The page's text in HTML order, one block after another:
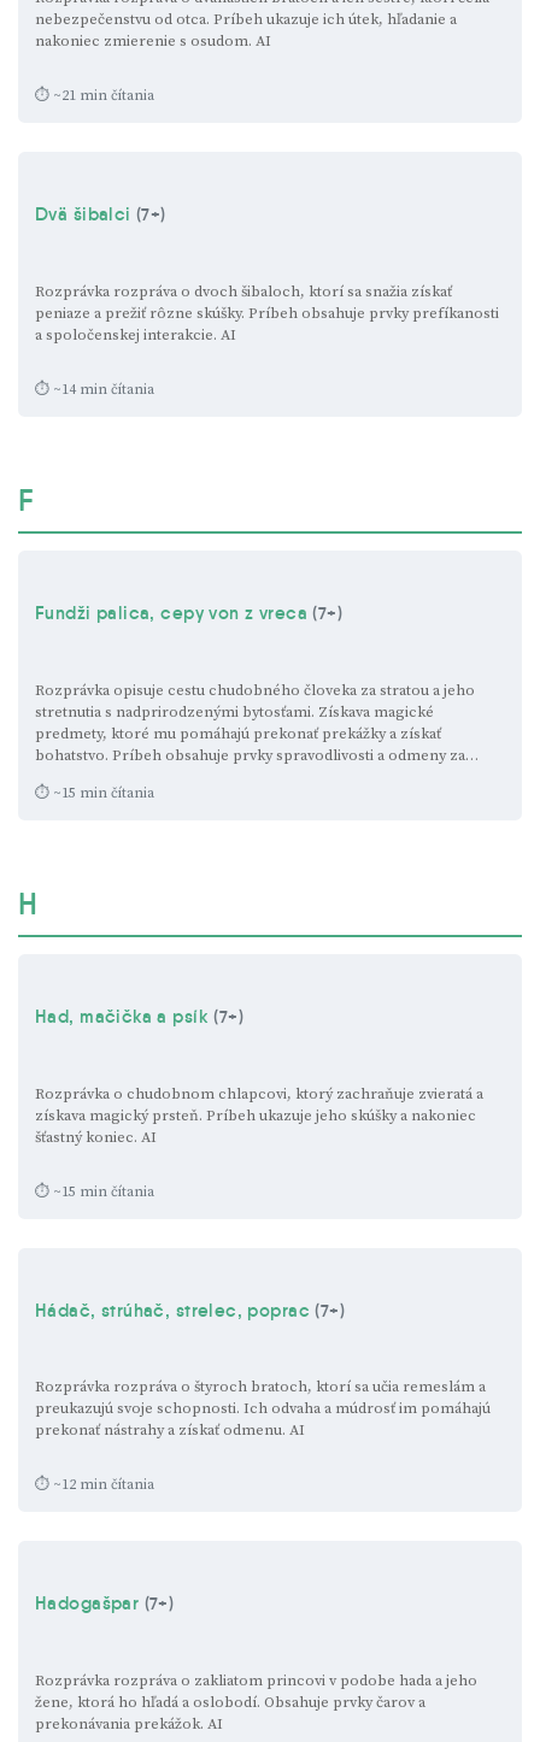
nebezpečenstvu od otca. Príbeh ukazuje ich útek, hľadanie a
nakoniec zmierenie s osudom. AI
⏱ ~21 min čítania
Dvä šibalci(7+)
Rozprávka rozpráva o dvoch šibaloch, ktorí sa snažia získať
peniaze a prežiť rôzne skúšky. Príbeh obsahuje prvky prefíkanosti
a spoločenskej interakcie. AI
⏱ ~14 min čítania
F
Fundži palica, cepy von z vreca(7+)
Rozprávka opisuje cestu chudobného človeka za stratou a jeho
stretnutia s nadprirodzenými bytosťami. Získava magické
predmety, ktoré mu pomáhajú prekonať prekážky a získať
bohatstvo. Príbeh obsahuje prvky spravodlivosti a odmeny za
⏱ ~15 min čítania
H
Had, mačička a psík(7+)
Rozprávka o chudobnom chlapcovi, ktorý zachraňuje zvieratá a
získava magický prsteň. Príbeh ukazuje jeho skúšky a nakoniec
šťastný koniec. AI
⏱ ~15 min čítania
Hádač, strúhač, strelec, poprac(7+)
Rozprávka rozpráva o štyroch bratoch, ktorí sa učia remeslám a
preukazujú svoje schopnosti. Ich odvaha a múdrosť im pomáhajú
prekonať nástrahy a získať odmenu. AI
⏱ ~12 min čítania
Hadogašpar (7+)
Rozprávka rozpráva o zakliatom princovi v podobe hada a jeho
žene, ktorá ho hľadá a oslobodí. Obsahuje prvky čarov a
prekonávania prekážok. AI